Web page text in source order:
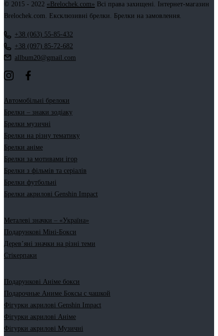
© 2015 - 2022 «Brelochek.com» Всі права захищені. Інтернет-магазин
Brelochek.com. Ексклюзивні брелки. Брелки на замовлення.
+38 (063) 55-85-432
+38 (097) 85-72-682
allbum20@gmail.com
Автомобільні брелоки
Брелки – знаки зодіаку
Брелки музичні
Брелки на різну тематику
Брелки аніме
Брелки за мотивами ігор
Брелки з фільмів та серіалів
Брелки футбольні
Брелки акрилові Genshin Impact
Металеві значки – «Україна»
Подарункові Міні-Бокси
Дерев’яні значки на різні теми
Стікерпаки
Подарункові Аніме бокси
Подарочные Аниме Боксы с чашкой
Фігурки акрилові Genshin Impact
Фігурки акрилові Аніме
Фігурки акрилові Музичні